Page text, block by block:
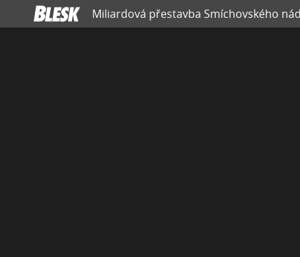
Miliardová přestavba Smíchovského